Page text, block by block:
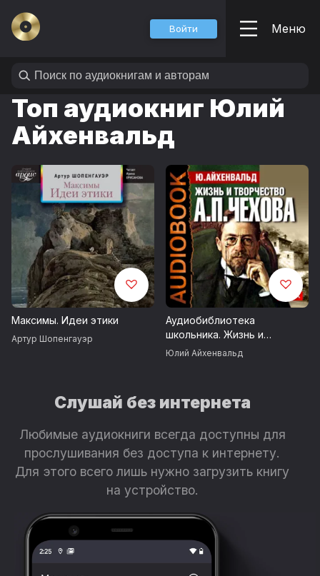
Войти Меню
Топ аудиокниг Юлий
Айхенвальд
Максимы. Идеи этики
Артур Шопенгауэр
Аудиобиблиотека
школьника. Жизнь и
творчество Антона
Юлий Айхенвальд
Слушай без интернета
Любимые аудиокниги всегда доступны для
прослушивания без доступа к интернету.
Для этого всего лишь нужно загрузить книгу
на устройство.